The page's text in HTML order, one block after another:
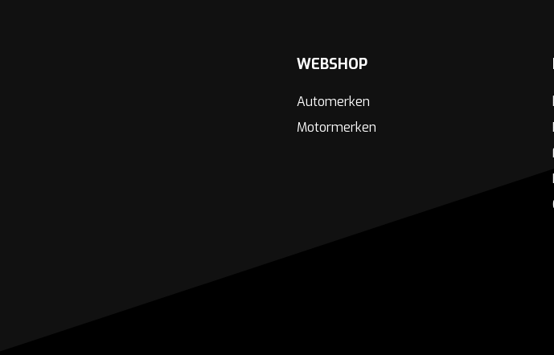
WEBSHOP
Automerken
Motormerken